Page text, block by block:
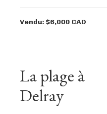
Vendu: $6,000 CAD
La plage à
Delray